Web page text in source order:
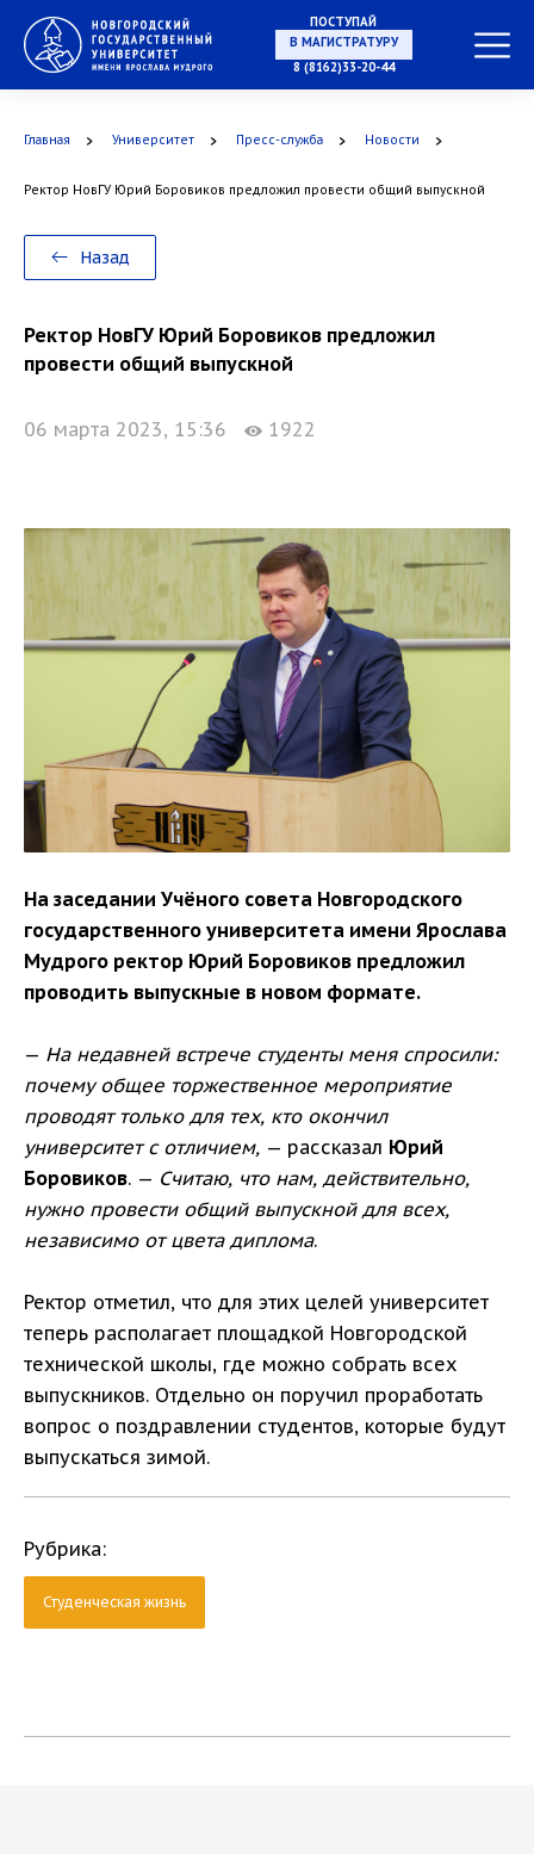
ПОСТУПАЙ
В МАГИСТРАТУРУ
8 (8162)33-20-44
Главная Университет Пресс-служба Новости
Ректор НовГУ Юрий Боровиков предложил провести общий выпускной
Назад
Ректор НовГУ Юрий Боровиков предложил
провести общий выпускной
06 марта 2023, 15:36 1922
На заседании Учёного совета Новгородского
государственного университета имени Ярослава
Мудрого ректор Юрий Боровиков предложил
проводить выпускные в новом формате.
— На недавней встрече студенты меня спросили:
почему общее торжественное мероприятие
проводят только для тех, кто окончил
университет с отличием, — рассказал Юрий
Боровиков. — Считаю, что нам, действительно,
нужно провести общий выпускной для всех,
независимо от цвета диплома.
Ректор отметил, что для этих целей университет
теперь располагает площадкой Новгородской
технической школы, где можно собрать всех
выпускников. Отдельно он поручил проработать
вопрос о поздравлении студентов, которые будут
выпускаться зимой.
Рубрика:
Студенческая жизнь